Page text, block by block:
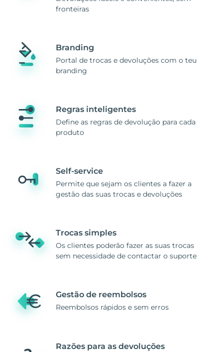
fronteiras
Branding
Portal de trocas e devoluções com o teu
branding
Regras inteligentes
Define as regras de devolução para cada
produto
Self-service
Permite que sejam os clientes a fazer a
gestão das suas trocas e devoluções
Trocas simples
Os clientes poderão fazer as suas trocas
sem necessidade de contactar o suporte
Gestão de reembolsos
Reembolsos rápidos e sem erros
Razões para as devoluções